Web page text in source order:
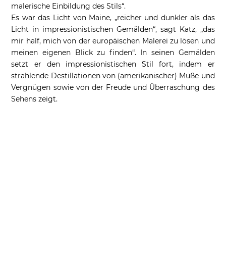
malerische Einbildung des Stils“.
Es war das Licht von Maine, „reicher und dunkler als das
Licht in impressionistischen Gemälden“, sagt Katz, „das
mir half, mich von der europäischen Malerei zu lösen und
meinen eigenen Blick zu finden“. In seinen Gemälden
setzt er den impressionistischen Stil fort, indem er
strahlende Destillationen von (amerikanischer) Muße und
Vergnügen sowie von der Freude und Überraschung des
Sehens zeigt.